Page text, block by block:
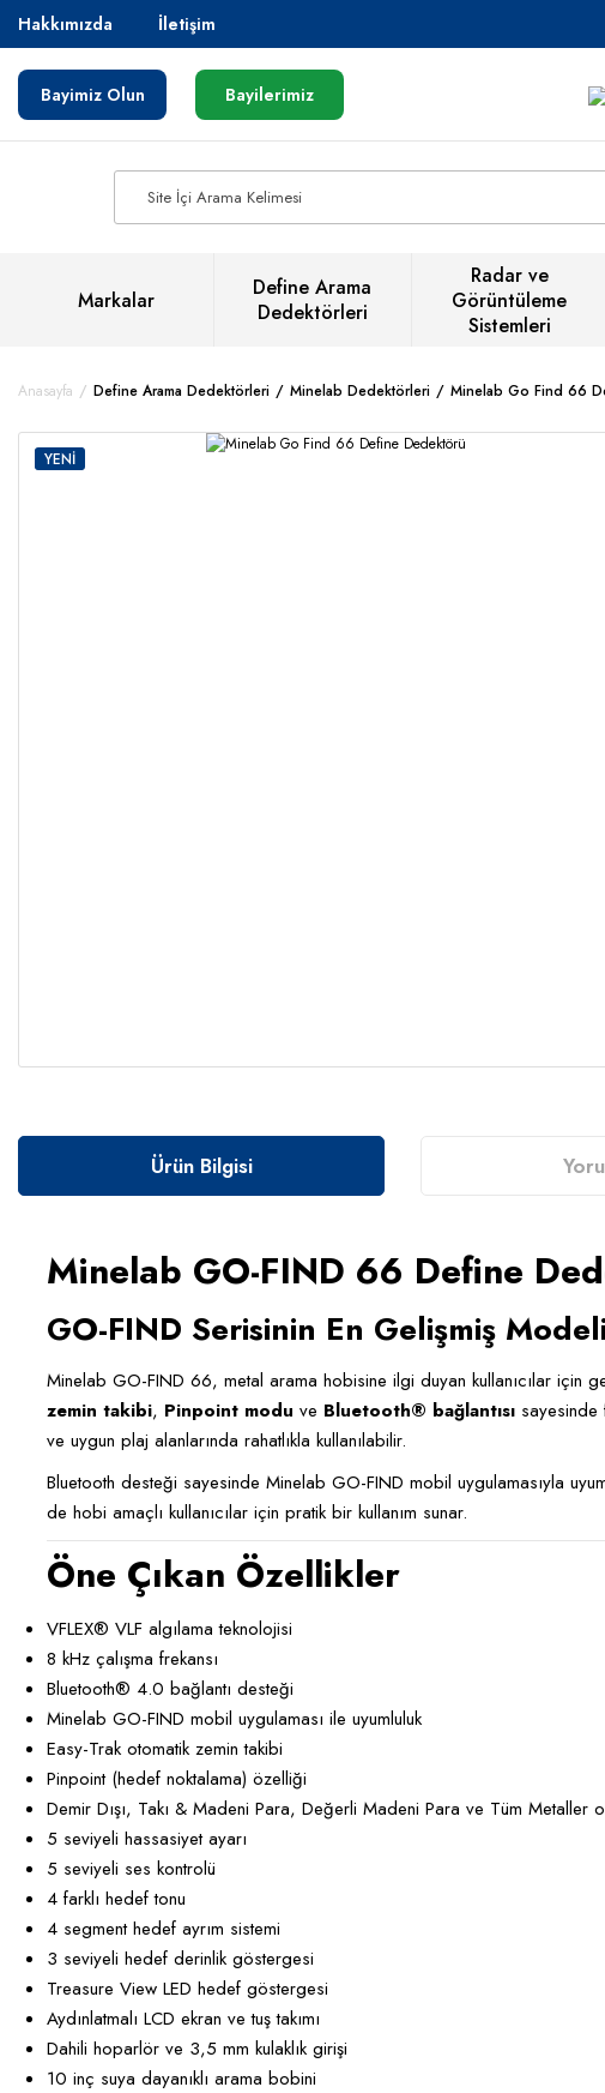
Hakkımızda İletişim
Bayimiz Olun Bayilerimiz
Markalar
Define Arama
Dedektörleri
Radar ve
Görüntüleme
Sistemleri
Anasayfa Define Arama Dedektörleri Minelab Dedektörleri Minelab Go Find 66
YENİ
Ürün Bilgisi
Minelab GO-FIND 66 Define
GO-FIND Serisinin En Gelişmiş
Minelab GO-FIND 66, metal arama hobisine ilgi duyan kullanıcılar için
zemin takibi, Pinpoint modu ve Bluetooth® bağlantısı sayesinde
ve uygun plaj alanlarında rahatlıkla kullanılabilir.
Bluetooth desteği sayesinde Minelab GO-FIND mobil uygulamasıyla
de hobi amaçlı kullanıcılar için pratik bir kullanım sunar.
Öne Çıkan Özellikler
VFLEX® VLF algılama teknolojisi
8 kHz çalışma frekansı
Bluetooth® 4.0 bağlantı desteği
Minelab GO-FIND mobil uygulaması ile uyumluluk
Easy-Trak otomatik zemin takibi
Pinpoint (hedef noktalama) özelliği
Demir Dışı, Takı & Madeni Para, Değerli Madeni Para ve Tüm Metaller
5 seviyeli hassasiyet ayarı
5 seviyeli ses kontrolü
4 farklı hedef tonu
4 segment hedef ayrım sistemi
3 seviyeli hedef derinlik göstergesi
Treasure View LED hedef göstergesi
Aydınlatmalı LCD ekran ve tuş takımı
Dahili hoparlör ve 3,5 mm kulaklık girişi
10 inç suya dayanıklı arama bobini